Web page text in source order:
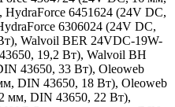
HydraForce 6451624 (24V DC,
6306024 (24V DC,
Walvoil BER 24VDC-19W-
19,2 Вт), Walvoil BH
43650, 33 Вт), Oleoweb
DIN 43650, 18 Вт), Oleoweb
мм, DIN 43650, 22 Вт),